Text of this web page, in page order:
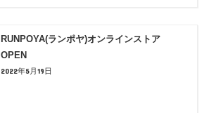
RUNPOYA(ランポヤ)オンラインストア
OPEN
2022年5月19日